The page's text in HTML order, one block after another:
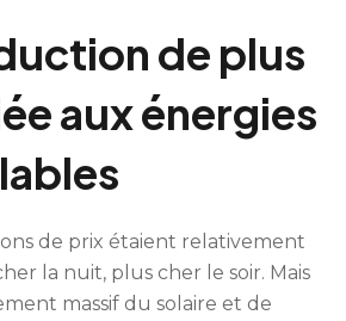
de plus
aux énergies
de prix étaient relativement
la nuit, plus cher le soir. Mais
massif du solaire et de